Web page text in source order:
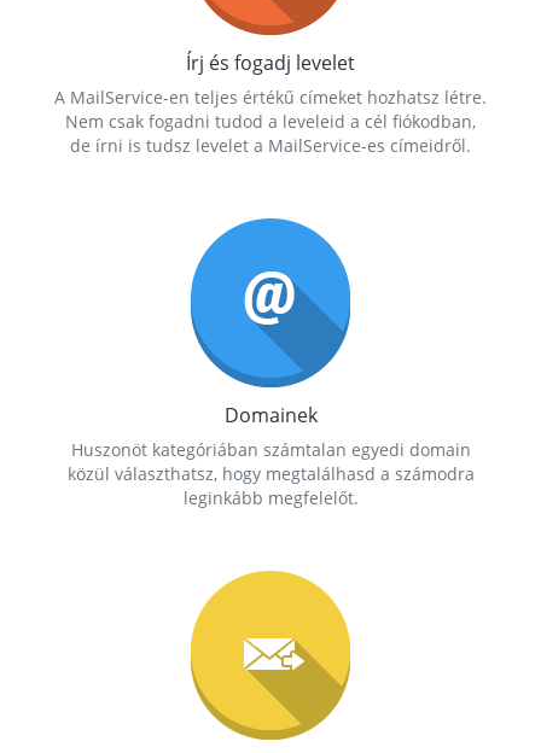
Írj és fogadj levelet
A MailService-en teljes értékű címeket hozhatsz létre.
Nem csak fogadni tudod a leveleid a cél fiókodban,
de írni is tudsz levelet a MailService-es címeidről.
Domainek
Huszonöt kategóriában számtalan egyedi domain
közül választhatsz, hogy megtalálhasd a számodra
leginkább megfelelőt.